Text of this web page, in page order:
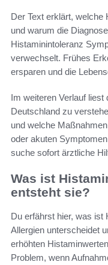
Der Text erklärt,
und warum die
Histaminintoleranz
verwechselt. Frühes
ersparen und die
Im weiteren Verlauf
Deutschland zu
und welche
oder akuten
suche sofort ärztliche
Was ist
entsteht sie?
Du erfährst hier, was ist
Allergien unterscheidet
erhöhten
Problem, wenn